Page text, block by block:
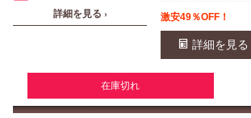
詳細を見る › 激安49％OFF！
詳細を見る
在庫切れ